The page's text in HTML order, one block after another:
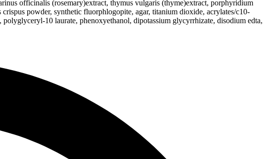
officinalis (rosemary)extract, thymus vulgaris (thyme)extract, porphyridium
powder, synthetic fluorphlogopite, agar, titanium dioxide, acrylates/c10-
10 laurate, phenoxyethanol, dipotassium glycyrrhizate, disodium edta,